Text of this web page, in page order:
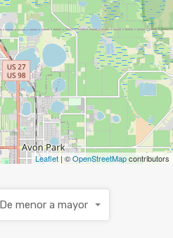
Leaflet| ©OpenStreetMapcontributors
menor a mayor